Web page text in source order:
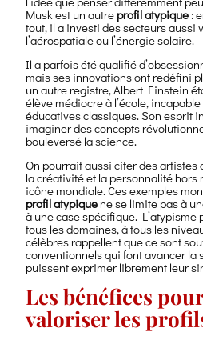
Musk est un autre profil atypique :
tout, il a investi des secteurs aussi
l’aérospatiale ou l’énergie solaire.
Il a parfois été qualifié
mais ses innovations ont redéfini
un autre registre, Albert Einstein
élève médiocre à l’école,
éducatives classiques. Son esprit
imaginer des concepts
bouleversé la science.
On pourrait aussi citer des artistes
la créativité et la personnalité hors
icône mondiale. Ces exemples
profil atypique ne se limite pas à
à une case spécifique. L’atypisme
tous les domaines, à tous les
célèbres rappellent que ce sont
conventionnels qui font avancer la
puissent exprimer librement leur
Les bénéfices
valoriser les